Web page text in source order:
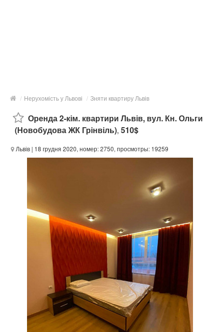
/ Нерухомість у Львові / Зняти квартиру Львів
Оренда 2-кім. квартири Львів, вул. Кн. Ольги
(Новобудова ЖК Грінвіль), 510$
Львів | 18 грудня 2020, номер: 2750, просмотры: 19259